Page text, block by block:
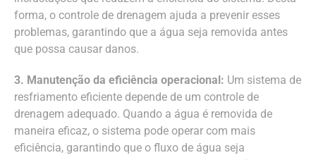
forma, o controle de drenagem ajuda a prevenir esses
problemas, garantindo que a água seja removida antes
que possa causar danos.
3. Manutenção da eficiência operacional: Um sistema de
resfriamento eficiente depende de um controle de
drenagem adequado. Quando a água é removida de
maneira eficaz, o sistema pode operar com mais
eficiência, garantindo que o fluxo de água seja